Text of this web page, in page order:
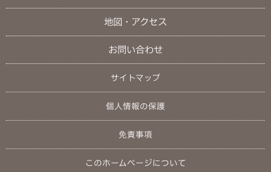
地図・アクセス
お問い合わせ
サイトマップ
個人情報の保護
免責事項
このホームページについて